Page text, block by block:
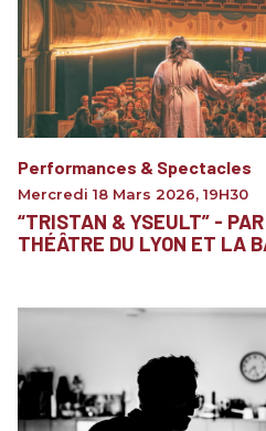
Performances & Spectacles
Mercredi 18 Mars 2026, 19H30
“TRISTAN & YSEULT” -
THÉÂTRE DU LYON ET LA